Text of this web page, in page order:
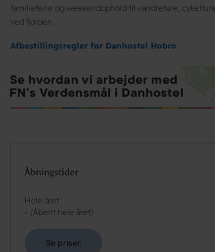
familieferie og weekendophold til vandreture,
ved fjorden.
Afbestillingsregler for Danhostel Hobro
Åbningstider
Hele året
- (Åbent hele året)
Se priser